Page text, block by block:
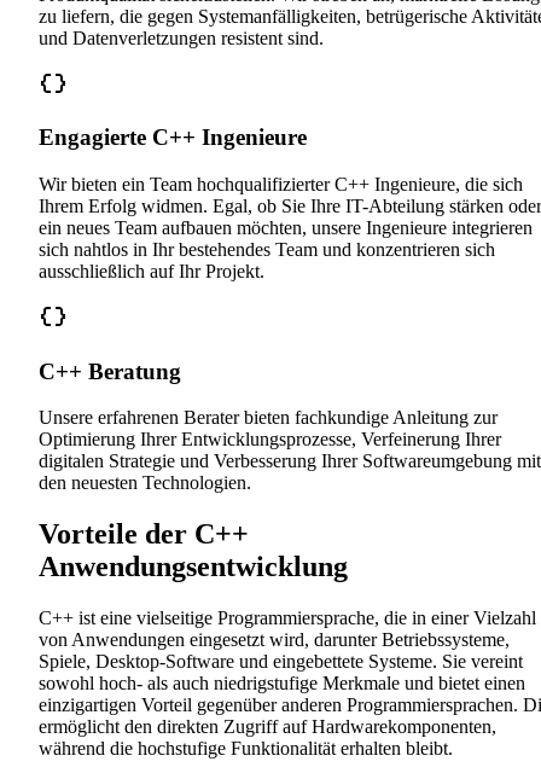
zu liefern, die gegen Systemanfälligkeiten, betrügerische
und Datenverletzungen resistent sind.
Engagierte C++ Ingenieure
Wir bieten ein Team hochqualifizierter C++ Ingenieure, die sich
Ihrem Erfolg widmen. Egal, ob Sie Ihre IT-Abteilung stärken oder
ein neues Team aufbauen möchten, unsere Ingenieure integrieren
sich nahtlos in Ihr bestehendes Team und konzentrieren sich
ausschließlich auf Ihr Projekt.
C++ Beratung
Unsere erfahrenen Berater bieten fachkundige Anleitung zur
Optimierung Ihrer Entwicklungsprozesse, Verfeinerung Ihrer
digitalen Strategie und Verbesserung Ihrer Softwareumgebung mit
den neuesten Technologien.
Vorteile der C++
Anwendungsentwicklung
C++ ist eine vielseitige Programmiersprache, die in einer Vielzahl
von Anwendungen eingesetzt wird, darunter Betriebssysteme,
Spiele, Desktop-Software und eingebettete Systeme. Sie vereint
sowohl hoch- als auch niedrigstufige Merkmale und bietet einen
einzigartigen Vorteil gegenüber anderen Programmiersprachen.
ermöglicht den direkten Zugriff auf Hardwarekomponenten,
während die hochstufige Funktionalität erhalten bleibt.